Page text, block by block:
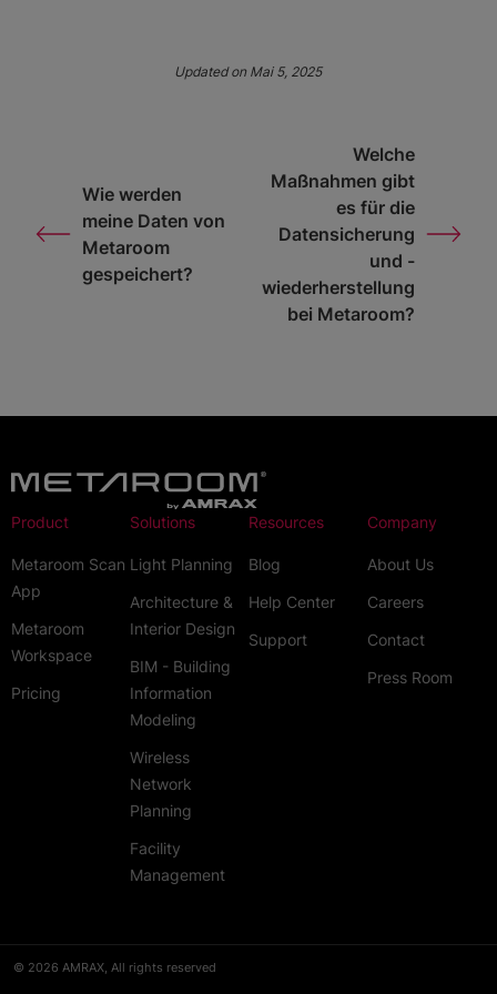
Updated on Mai 5, 2025
Wie werden
meine Daten von
Metaroom
gespeichert?
Welche
Maßnahmen gibt
es für die
Datensicherung
und -
wiederherstellung
bei Metaroom?
Product
Metaroom Scan
App
Metaroom
Workspace
Pricing
Solutions
Light Planning
Architecture &
Interior Design
BIM - Building
Information
Modeling
Wireless
Network
Planning
Facility
Management
Resources
Blog
Help Center
Support
Company
About Us
Careers
Contact
Press Room
© 2026 AMRAX, All rights reserved